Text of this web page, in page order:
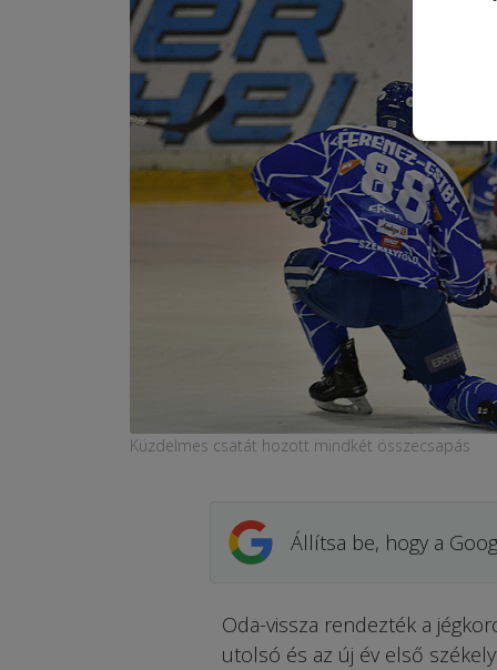
Küzdelmes csatát hozott mindkét összecsapás
Állítsa be, hogy a
Oda-vissza rendezték a
utolsó és az új év első